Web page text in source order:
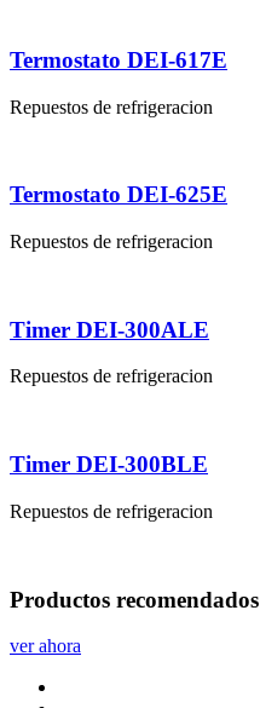
Termostato DEI-617E
Repuestos de refrigeracion
Termostato DEI-625E
Repuestos de refrigeracion
Timer DEI-300ALE
Repuestos de refrigeracion
Timer DEI-300BLE
Repuestos de refrigeracion
Productos recomendados
ver ahora